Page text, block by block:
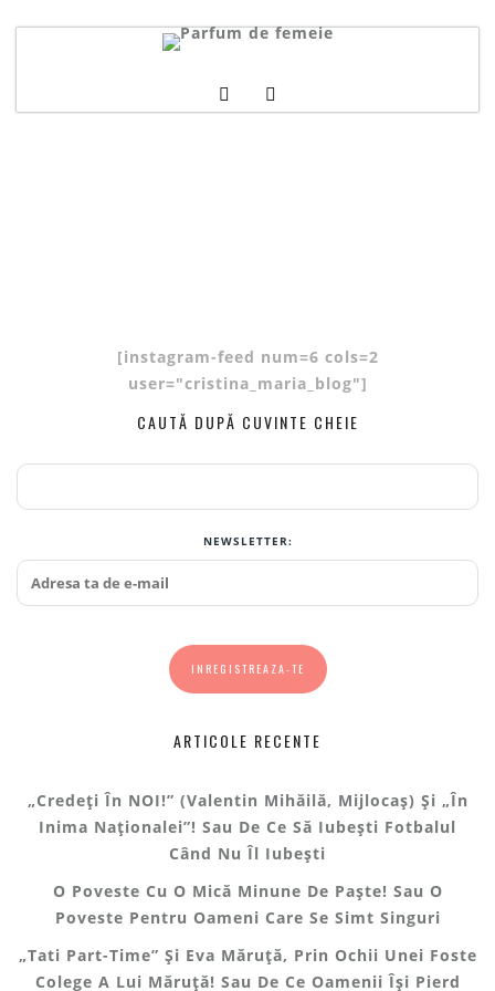
[instagram-feed num=6 cols=2
user="cristina_maria_blog"]
CAUTĂ DUPĂ CUVINTE CHEIE
NEWSLETTER:
ARTICOLE RECENTE
„Credeți În NOI!” (Valentin Mihăilă, Mijlocaș) Și „În
Inima Naționalei”! Sau De Ce Să Iubești Fotbalul
Când Nu Îl Iubești
O Poveste Cu O Mică Minune De Paște! Sau O
Poveste Pentru Oameni Care Se Simt Singuri
„Tati Part-Time” Și Eva Măruță, Prin Ochii Unei Foste
Colege A Lui Măruță! Sau De Ce Oamenii Își Pierd